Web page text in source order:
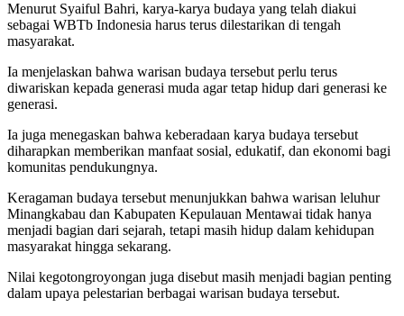
Menurut Syaiful Bahri, karya-karya budaya yang telah diakui
sebagai WBTb Indonesia harus terus dilestarikan di tengah
masyarakat.
Ia menjelaskan bahwa warisan budaya tersebut perlu terus
diwariskan kepada generasi muda agar tetap hidup dari generasi ke
generasi.
Ia juga menegaskan bahwa keberadaan karya budaya tersebut
diharapkan memberikan manfaat sosial, edukatif, dan ekonomi bagi
komunitas pendukungnya.
Keragaman budaya tersebut menunjukkan bahwa warisan leluhur
Minangkabau dan Kabupaten Kepulauan Mentawai tidak hanya
menjadi bagian dari sejarah, tetapi masih hidup dalam kehidupan
masyarakat hingga sekarang.
Nilai kegotongroyongan juga disebut masih menjadi bagian penting
dalam upaya pelestarian berbagai warisan budaya tersebut.